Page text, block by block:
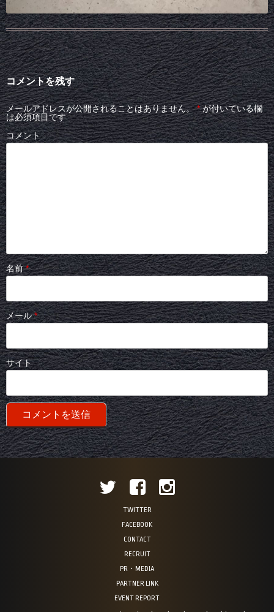
コメントを残す
メールアドレスが公開されることはありません。 *が付いている欄
は必須項目です
コメント
名前*
メール*
サイト
TWITTER
FACEBOOK
CONTACT
RECRUIT
PR・MEDIA
PARTNER LINK
EVENT REPORT